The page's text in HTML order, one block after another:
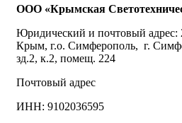
ООО «Крымская
Юридический и почтовый адрес:
Крым, г.о. Симферополь, г.
зд.2, к.2, помещ. 224
Почтовый адрес
ИНН: 9102036595